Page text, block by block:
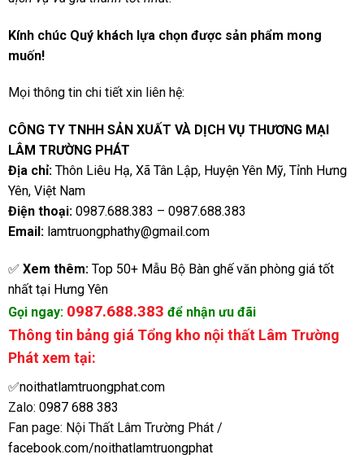
Kính chúc Quý khách lựa chọn được sản phẩm mong
muốn!
Mọi thông tin chi tiết xin liên hệ:
CÔNG TY TNHH SẢN XUẤT VÀ DỊCH VỤ THƯƠNG MẠI
LÂM TRƯỜNG PHÁT
Địa chỉ: Thôn Liêu Hạ, Xã Tân Lập, Huyện Yên Mỹ, Tỉnh Hưng
Yên, Việt Nam
Điện thoại: 0987.688.383 – 0987.688.383
Email: lamtruongphathy@gmail.com
✅ Xem thêm: Top 50+ Mẫu Bộ Bàn ghế văn phòng giá tốt
nhất tại Hưng Yên
Gọi ngay: 0987.688.383 để nhận ưu đãi
Thông tin bảng giá Tổng kho nội thất Lâm Trường
Phát xem tại:
✅noithatlamtruongphat.com
Zalo: 0987 688 383
Fan page: Nội Thất Lâm Trường Phát /
facebook.com/noithatlamtruongphat